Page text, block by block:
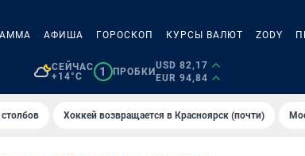
АФИША ГОРОСКОП КУРСЫ ВАЛЮТ ZODY
СЕЙЧАС
+14°C
1 ПРОБКИ
USD 82,17
EUR 94,84
Хоккей возвращается в Красноярск (почти)